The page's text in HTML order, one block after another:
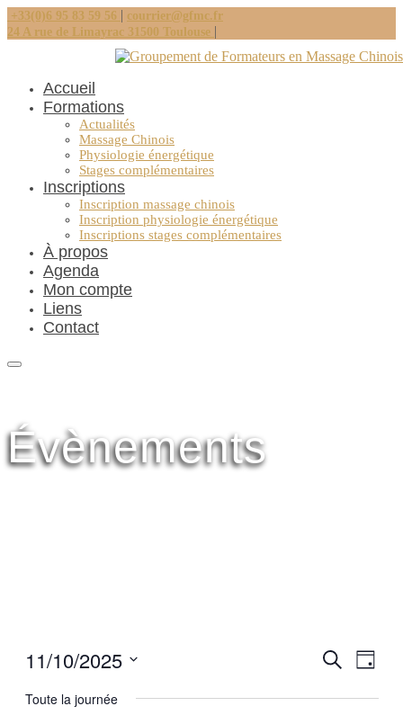
+33(0)6 95 83 59 56 | courrier@gfmc.fr
24 A rue de Limayrac 31500 Toulouse |
Accueil
Formations
Actualités
Massage Chinois
Physiologie énergétique
Stages complémentaires
Inscriptions
Inscription massage chinois
Inscription physiologie énergétique
Inscriptions stages complémentaires
À propos
Agenda
Mon compte
Liens
Contact
Évènements
et
Recherche
de
vues
Jour
11/10/2025
une
Toute la journée